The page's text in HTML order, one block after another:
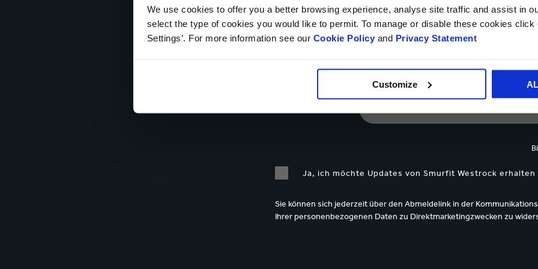
We use cookies to offer you a better browsing experience, analyse site traffic and assist in
select the type of cookies you would like to permit. To manage or disable these cookies click
Settings’. For more information see our Cookie Policy and Privacy Statement
Customize
NACHRICHT*
Ja, ich möchte Updates von Smurfit Westrock
Sie können sich jederzeit über den Abmeldelink in der
Ihrer personenbezogenen Daten zu Direktmarketingzwecken zu